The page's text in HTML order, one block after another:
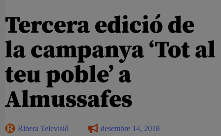
Tercera edició de
la campanya ‘Tot al
teu poble’ a
Almussafes
Ribera Televisió
desembre 14, 2018